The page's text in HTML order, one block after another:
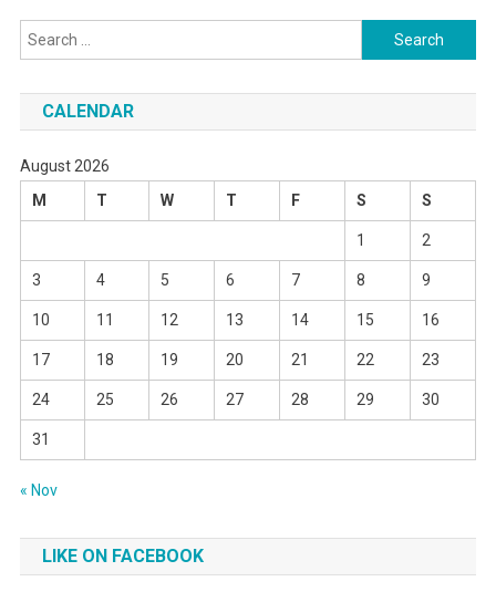
Search
for:
CALENDAR
August 2026
M
T W T F S S
1 2
3 4 5 6 7 8 9
10 11 12 13 14 15 16
17 18 19 20 21 22 23
24 25 26 27 28 29 30
31
« Nov
LIKE ON FACEBOOK